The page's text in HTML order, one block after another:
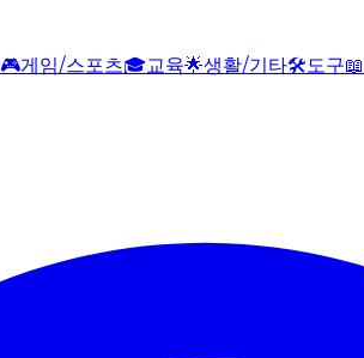
🎮게임/스포츠🎓교육🌟생활/기타🛠️도구📖